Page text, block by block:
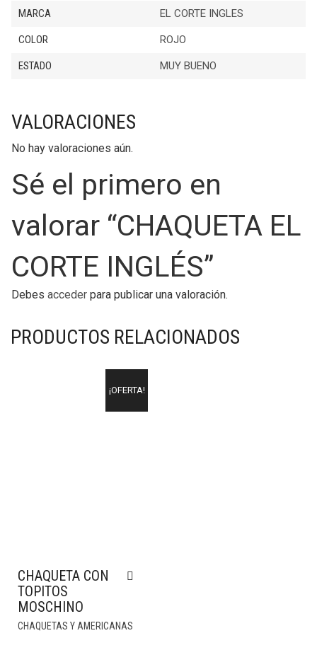
MARCA EL CORTE INGLES
COLOR ROJO
ESTADO MUY BUENO
VALORACIONES
No hay valoraciones aún.
Sé el primero en
valorar “CHAQUETA EL
CORTE INGLÉS”
Debes acceder para publicar una valoración.
PRODUCTOS RELACIONADOS
¡OFERTA!
CHAQUETA CON
TOPITOS
MOSCHINO
CHAQUETAS Y AMERICANAS